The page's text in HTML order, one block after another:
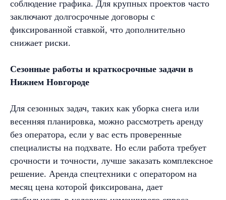
соблюдение графика. Для крупных проектов часто
заключают долгосрочные договоры с
фиксированной ставкой, что дополнительно
снижает риски.
Сезонные работы и краткосрочные задачи в
Нижнем Новгороде
Для сезонных задач, таких как уборка снега или
весенняя планировка, можно рассмотреть аренду
без оператора, если у вас есть проверенные
специалисты на подхвате. Но если работа требует
срочности и точности, лучше заказать комплексное
решение. Аренда спецтехники с оператором на
месяц цена которой фиксирована, дает
Контакты
Спецтехника
Услуги
Свяжитесь с нами сегодня, чтобы
узнать больше о наших услугах
и выбрать подходящую технику